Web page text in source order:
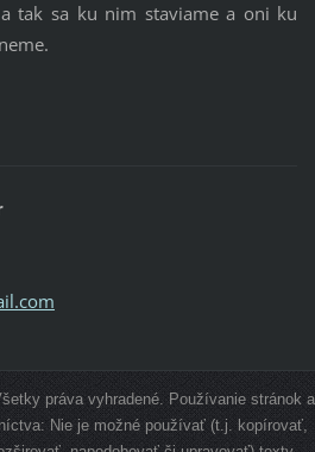
tak sa ku nim staviame a oni ku
com
práva vyhradené. Používanie stránok a
Nie je možné používať (t.j. kopírovať,